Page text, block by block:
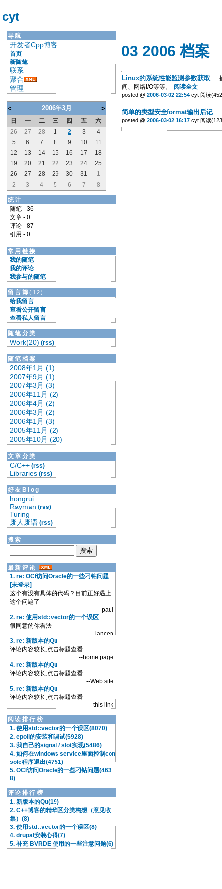
cyt
导航
开发者Cpp博客
首页
新随笔
联系
聚合
管理
< 2006年3月 >
日 一 二 三 四 五
六
26
27 28 1 2 3
4
5
6 7 8 9 10
11
12
13 14 15 16 17
18
19
20 21 22 23 24
25
26
27 28 29 30 31
1
2
3 4 5 6 7 8
统计
随笔 - 36
文章 - 0
评论 - 87
引用 - 0
常用链接
我的随笔
我的评论
我参与的随笔
留言簿(12)
给我留言
查看公开留言
查看私人留言
随笔分类
Work(20) (rss)
随笔档案
2008年1月 (1)
2007年9月 (1)
2007年3月 (3)
2006年11月 (2)
2006年4月 (2)
2006年3月 (2)
2006年1月 (3)
2005年11月 (2)
2005年10月 (20)
文章分类
C/C++ (rss)
Libraries (rss)
好友Blog
hongrui
Rayman (rss)
Turing
废人废语 (rss)
搜索
最新评论
1. re: OCI访问Oracle的一些刁钻问题
[未登录]
这个有没有具体的代码？目前正好遇上
这个问题了
--paul
2. re: 使用std::vector的一个误区
很同意的你看法
--lancen
3. re: 新版本的Qu
评论内容较长,点击标题查看
--home page
4. re: 新版本的Qu
评论内容较长,点击标题查看
--Web site
5. re: 新版本的Qu
评论内容较长,点击标题查看
--this link
阅读排行榜
1. 使用std::vector的一个误区(8070)
2. epoll的安装和调试(5928)
3. 我自己的signal / slot实现(5486)
4. 如何在windows service里面控制con
sole程序退出(4751)
5. OCI访问Oracle的一些刁钻问题(463
8)
评论排行榜
1. 新版本的Qu(19)
2. C++博客的精华区分类构想（意见收
集）(8)
3. 使用std::vector的一个误区(8)
4. drupal安装心得(7)
5. 补充 BVRDE 使用的一些注意问题(6)
03 2006 档案
Linux的系统性能监测参数获取 摘
间、网络I/O等等。 阅读全文
posted @ 2006-03-02 22:54 cyt 阅读
简单的类型安全format输出后记
posted @ 2006-03-02 16:17 cyt 阅读